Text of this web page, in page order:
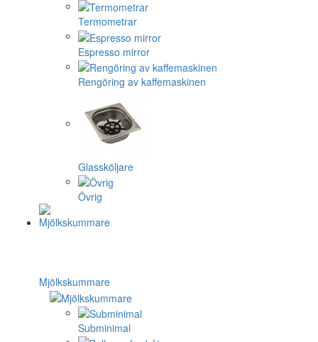
Termometrar
Espresso mirror
Rengöring av kaffemaskinen
Glassköljare
Övrig
Mjölkskummare
Subminimal